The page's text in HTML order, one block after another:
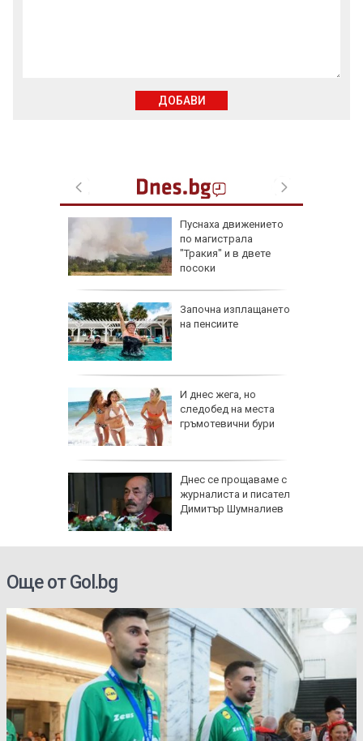
Пуснаха движението
по магистрала
"Тракия" и в двете
посоки
Започна изплащането
на пенсиите
И днес жега, но
следобед на места
гръмотевични бури
Днес се прощаваме с
журналиста и писател
Димитър Шумналиев
ДОБАВИ
Още от Gol.bg